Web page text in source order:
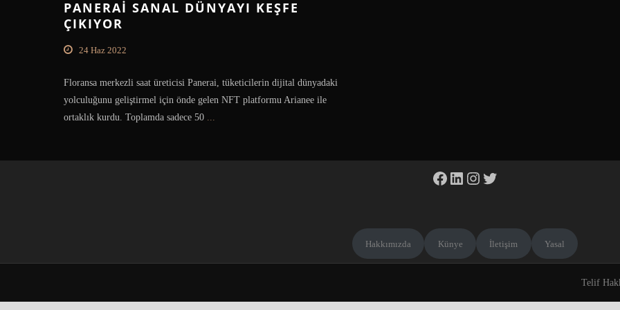
PANERAI SANAL DÜNYAYI KEŞFE
ÇIKIYOR
24 Haz 2022
Floransa merkezli saat üreticisi Panerai, tüketicilerin dijital dünyadaki
yolculuğunu geliştirmel için önde gelen NFT platformu Arianee ile
ortaklık kurdu. Toplamda sadece 50 ...
Facebook
LinkedIn
Instagram
Twitter
Hakkımızda Künye İletişim Yasal
Telif